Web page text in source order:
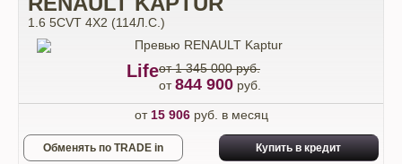
1.6 5CVT 4X2 (114Л.С.)
Lifeот 1 345 000 руб.
от844 900 руб.
от 15 906руб. в месяц
Обменять по TRADE in Купить в кредит